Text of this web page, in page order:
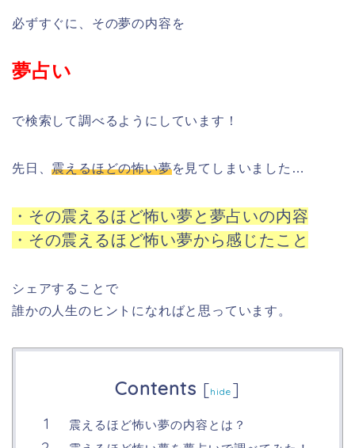
必ずすぐに、その夢の内容を
夢占い
で検索して調べるようにしています！
先日、震えるほどの怖い夢を見てしまいました…
・その震えるほど怖い夢と夢占いの内容
・その震えるほど怖い夢から感じたこと
シェアすることで
誰かの人生のヒントになればと思っています。
Contents [hide ]
震えるほど怖い夢の内容とは？